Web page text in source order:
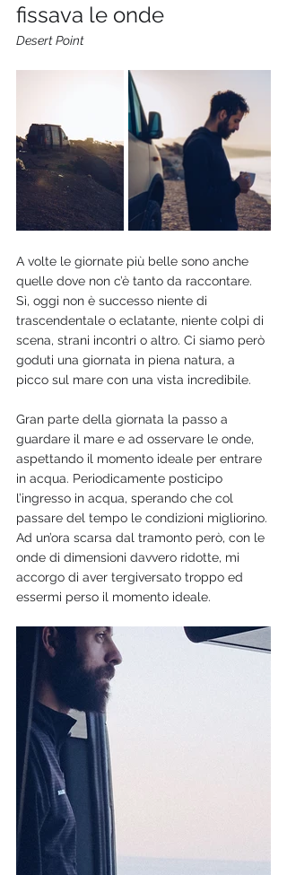
fissava le onde
Desert Point
A volte le giornate più belle sono anche
quelle dove non c’è tanto da raccontare.
Sì, oggi non è successo niente di
trascendentale o eclatante, niente colpi di
scena, strani incontri o altro. Ci siamo però
goduti una giornata in piena natura, a
picco sul mare con una vista incredibile.
Gran parte della giornata la passo a
guardare il mare e ad osservare le onde,
aspettando il momento ideale per entrare
in acqua. Periodicamente posticipo
l’ingresso in acqua, sperando che col
passare del tempo le condizioni migliorino.
Ad un’ora scarsa dal tramonto però, con le
onde di dimensioni davvero ridotte, mi
accorgo di aver tergiversato troppo ed
essermi perso il momento ideale.